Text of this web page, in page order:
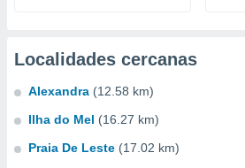
Localidades cercanas
Alexandra (12.58 km)
Ilha do Mel (16.27 km)
Praia De Leste (17.02 km)